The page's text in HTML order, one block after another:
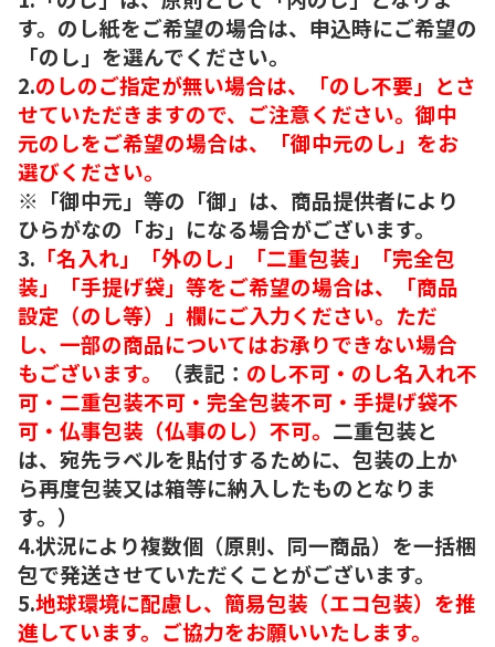
す。のし紙をご希望の場合は、申込時にご希望の
「のし」を選んでください。
2.のしのご指定が無い場合は、「のし不要」とさ
せていただきますので、ご注意ください。御中
元のしをご希望の場合は、「御中元のし」をお
選びください。
※「御中元」等の「御」は、商品提供者により
ひらがなの「お」になる場合がございます。
3. 「名入れ」「外のし」「二重包装」「完全包
装」「手提げ袋」等をご希望の場合は、「商品
設定（のし等）」欄にご入力ください。ただ
し、一部の商品についてはお承りできない場合
もございます。
（表記： のし不可・のし名入れ不
可・二重包装不可・完全包装不可・手提げ袋不
可・仏事包装（仏事のし）不可。 二重包装と
は、宛先ラベルを貼付するために、包装の上か
ら再度包装又は箱等に納入したものとなりま
す。）
4.状況により複数個（原則、同一商品）を一括梱
包で発送させていただくことがございます。
5.地球環境に配慮し、簡易包装（エコ包装）を推
進しています。ご協力をお願いいたします。